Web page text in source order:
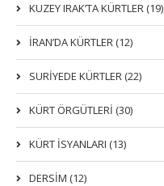
KUZEY IRAK’TA KÜRTLER (19)
İRAN’DA KÜRTLER (12)
SURİYEDE KÜRTLER (22)
KÜRT ÖRGÜTLERİ (30)
KÜRT İSYANLARI (13)
DERSIM (12)